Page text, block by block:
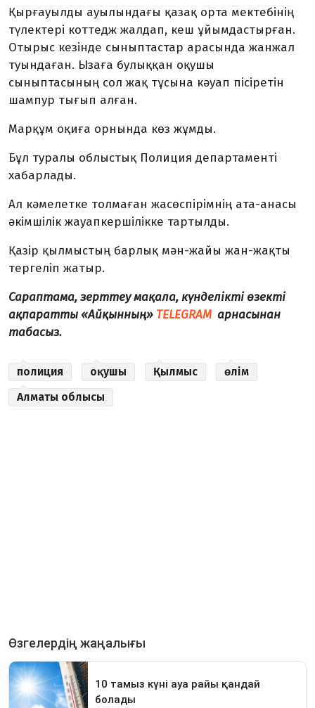
Қырғауылды ауылындағы қазақ орта мектебінің
түлектері коттедж жалдап, кеш ұйымдастырған.
Отырыс кезінде сыныптастар арасында жанжал
туындаған. Ызаға булыққан оқушы
сыныптасының сол жақ тұсына кәуап пісіретін
шампур тығып алған.
Марқұм оқиға орнында көз жұмды.
Бұл туралы облыстық Полиция департаменті
хабарлады.
Ал кәмелетке толмаған жасөспірімнің ата-анасы
әкімшілік жауапкершілікке тартылды.
Қазір қылмыстың барлық мән-жайы жан-жақты
тергеліп жатыр.
Сараптама, зерттеу мақала, күнделікті өзекті
ақпаратты «Айқынның» TELEGRAM арнасынан
табасыз.
полиция оқушы Қылмыс
өлім
Алматы облысы